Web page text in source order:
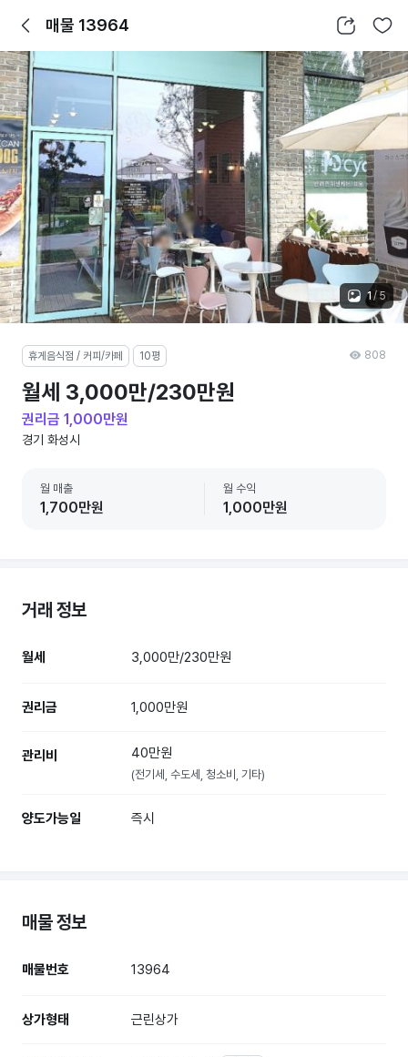
뒤로가기매물 13964 공유하기 찜하기
1 / 5
휴게음식점 / 커피/카페 10평
월세 3,000만/230만원
권리금 1,000만원
경기 화성시
월 매출
1,700만원
월 수익
1,000만원
808
거래 정보
월세 3,000만/230만원
권리금 1,000만원
관리비 40만원
(전기세, 수도세, 청소비, 기타)
양도가능일 즉시
매물 정보
매물번호 13964
상가형태 근린상가